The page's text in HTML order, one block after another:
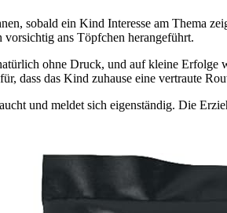
sobald ein Kind Interesse am Thema
ans Töpfchen herangeführt.
ohne Druck, und auf kleine
dass das Kind zuhause eine vertraute
und meldet sich eigenständig. Die